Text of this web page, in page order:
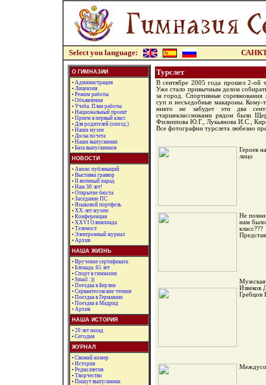
Select you language:
О ГИМНАЗИИ
• Администрация
• Лицензия
• Режим работы
• Объявления
• Учеба. План работы
• Национальный проект
• Прием в первый класс
• Для родителей (опозд.)
• Наши музеи
• Доска почета
• Наши выпускники
• База выпускников
НОВОСТИ
• Анонс публикаций
• Выставка гравюр
• II военный парад
• Нам 30 лет!
• Открытие бюста
• Заседание ПС
• Языковой портфель
• XX-лет музею
• Конференция
• XXVI Олимпиада
• Телемост
• Электронный журнал
• Архив
НАША ЖИЗНЬ
• Вручение сертификата
• Блокада. 65 лет
• Спорт в гимназии
• Smail :))
• Поездка в Берлин
• Сервантесовские чтения
• Поездка в Германию
• Поездка в Мадрид
• Архив
НАША ИСТОРИЯ
• 20 лет назад
• Сегодня
ЖУРНАЛ
• Свежий номер
• История
• Редколлегия
• Творчество
• Пишут выпускники
Турслет
В сентябре 2005 года прошел 2-ой
Уже стало привычным делом
за город. Спортивные
суп и несъедобные макароны. Кому-
никто не забудет эти два
старшеклассниками рядом были
Филиппова Ю.Г., Лукьянова И.С.,
Все фотографии турслета любезно
Героев
лицо
Не
нам
класс???
Мужская
Извеков
Гребцов